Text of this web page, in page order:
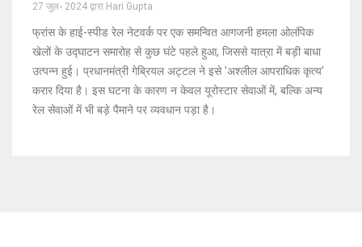
27 जुल॰ 2024 द्वारा Hari Gupta
फ्रांस के हाई-स्पीड रेल नेटवर्क पर एक समन्वित आगजनी हमला ओलंपिक
खेलों के उद्घाटन समारोह से कुछ घंटे पहले हुआ, जिससे यात्रा में बड़ी बाधा
उत्पन्न हुई। प्रधानमंत्री गेब्रियल अट्टल ने इसे 'अश्लील आपराधिक कृत्य'
करार दिया है। इस घटना के कारण न केवल यूरोस्टार सेवाओं में, बल्कि अन्य
रेल सेवाओं में भी बड़े पैमाने पर व्यवधान पड़ा है।